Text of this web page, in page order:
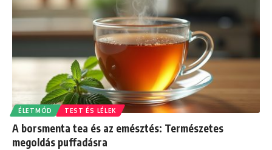
ÉLETMÓD TEST ÉS LÉLEK
A borsmenta tea és az emésztés: Természetes
megoldás puffadásra